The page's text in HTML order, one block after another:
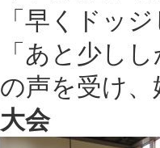
「早くドッ
「あと少し
の声を受け
大会